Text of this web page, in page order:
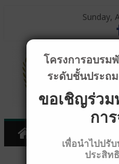
Sunday,
โครงการอบร
ระดับชั้นประถ
ขอเชิญร่ว
กา
เพื่อนำไปปรั
ประสิท